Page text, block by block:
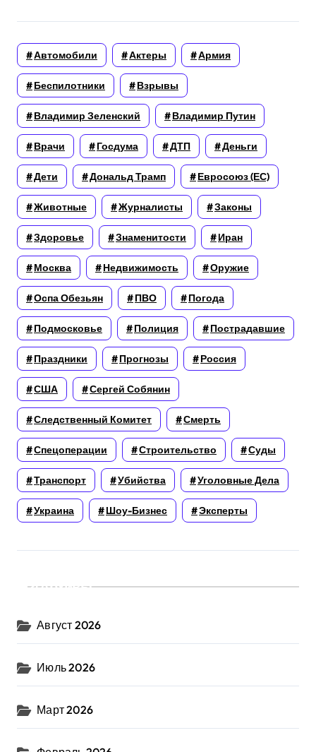
Автомобили Актеры Армия
Беспилотники Взрывы
Владимир Зеленский Владимир Путин
Врачи Госдума ДТП Деньги
Дети Дональд Трамп Евросоюз (ЕС)
Животные Журналисты Законы
Здоровье Знаменитости Иран
Москва Недвижимость Оружие
Оспа Обезьян ПВО Погода
Подмосковье Полиция Пострадавшие
Праздники Прогнозы Россия
США Сергей Собянин
Следственный Комитет Смерть
Спецоперации Строительство Суды
Транспорт Убийства Уголовные Дела
Украина Шоу-Бизнес Эксперты
Архивы
Август 2026
Июль 2026
Март 2026